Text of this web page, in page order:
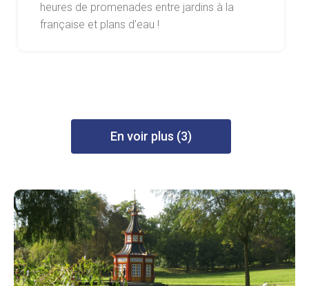
heures de promenades entre jardins à la
française et plans d’eau !
En voir plus (3)